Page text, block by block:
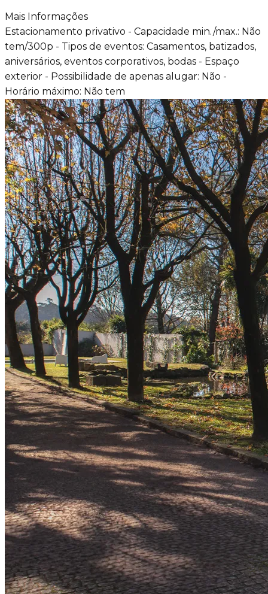
Mais Informações
Estacionamento privativo - Capacidade min./max.: Não
tem/300p - Tipos de eventos: Casamentos, batizados,
aniversários, eventos corporativos, bodas - Espaço
exterior - Possibilidade de apenas alugar: Não -
Horário máximo: Não tem